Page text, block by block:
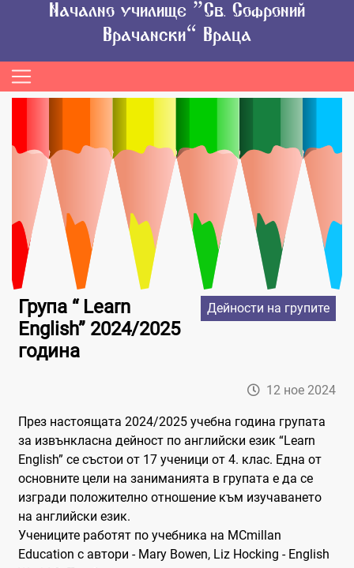
Начално училище “Св. Софроний
Врачански” Враца
Дейности на групите
Група “ Learn
English” 2024/2025
година
12 ное 2024
През настоящата 2024/2025 учебна година групата
за извънкласна дейност по английски език “Learn
English” се състои от 17 ученици от 4. клас. Една от
основните цели на заниманията в групата е да се
изгради положително отношение към изучаването
на английски език.
Учениците работят по учебника на MCmillan
Education с автори - Mary Bowen, Liz Hocking - English